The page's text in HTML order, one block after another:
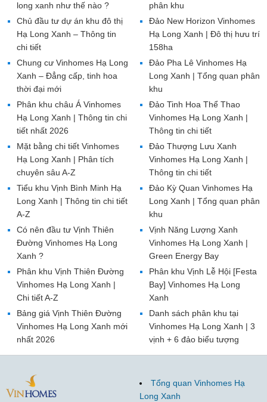
phân khu
Đảo New Horizon Vinhomes
Hạ Long Xanh | Đô thị hưu trí
158ha
Đảo Pha Lê Vinhomes Hạ
Long Xanh | Tổng quan phân
khu
Đảo Tinh Hoa Thể Thao
Vinhomes Hạ Long Xanh |
Thông tin chi tiết
Đảo Thượng Lưu Xanh
Vinhomes Hạ Long Xanh |
Thông tin chi tiết
Đảo Kỳ Quan Vinhomes Hạ
Long Xanh | Tổng quan phân
khu
Vịnh Năng Lượng Xanh
Vinhomes Hạ Long Xanh |
Green Energy Bay
Phân khu Vịnh Lễ Hội [Festa
Bay] Vinhomes Hạ Long
Xanh
Danh sách phân khu tại
Vinhomes Hạ Long Xanh | 3
vịnh + 6 đảo biểu tượng
long xanh như thế nào ?
Chủ đầu tư dự án khu đô thị
Hạ Long Xanh – Thông tin
chi tiết
Chung cư Vinhomes Hạ Long
Xanh – Đẳng cấp, tinh hoa
thời đại mới
Phân khu châu Á Vinhomes
Hạ Long Xanh | Thông tin chi
tiết nhất 2026
Mặt bằng chi tiết Vinhomes
Hạ Long Xanh | Phân tích
chuyên sâu A-Z
Tiểu khu Vịnh Bình Minh Hạ
Long Xanh | Thông tin chi tiết
A-Z
Có nên đầu tư Vịnh Thiên
Đường Vinhomes Hạ Long
Xanh ?
Phân khu Vịnh Thiên Đường
Vinhomes Hạ Long Xanh |
Chi tiết A-Z
Bảng giá Vịnh Thiên Đường
Vinhomes Hạ Long Xanh mới
nhất 2026
Tổng quan Vinhomes Hạ
Long Xanh